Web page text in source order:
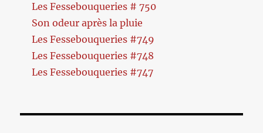
Les Fessebouqueries # 750
Son odeur après la pluie
Les Fessebouqueries #749
Les Fessebouqueries #748
Les Fessebouqueries #747